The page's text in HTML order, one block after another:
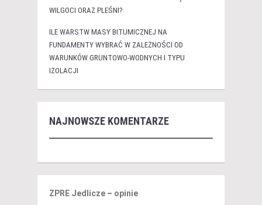
WILGOCI ORAZ PLEŚNI?
ILE WARSTW MASY BITUMICZNEJ NA
FUNDAMENTY WYBRAĆ W ZALEŻNOŚCI OD
WARUNKÓW GRUNTOWO-WODNYCH I TYPU
IZOLACJI
NAJNOWSZE KOMENTARZE
ZPRE Jedlicze – opinie